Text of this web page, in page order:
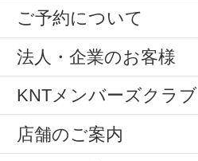
ご予約について
法人・企業のお客様
KNTメンバーズクラブ
店舗のご案内